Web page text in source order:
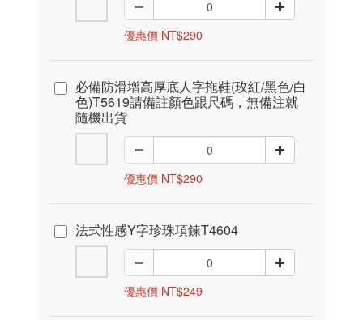
優惠價 NT$290
必備防滑增高厚底人字拖鞋(玫紅/黑色/白
色)T5619請備註顏色跟尺碼，無備注就
隨機出貨
優惠價 NT$290
法式性感Y字珍珠項鍊T4604
優惠價 NT$249